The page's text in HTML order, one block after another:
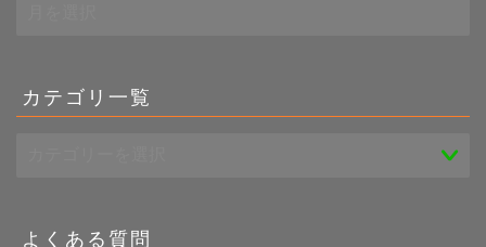
一
覧
カテゴリ一覧
よくある質問